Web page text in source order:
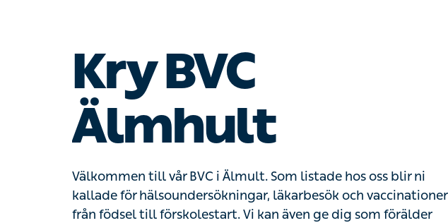
Kry BVC
Älmhult
Välkommen till vår BVC i Älmult. Som listade hos oss blir ni
kallade för hälsoundersökningar, läkarbesök och vaccinationer
från födsel till förskolestart. Vi kan även ge dig som förälder